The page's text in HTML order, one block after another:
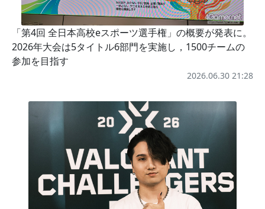
「第4回 全日本高校eスポーツ選手権」の概要が発表に。
2026年大会は5タイトル6部門を実施し，1500チームの
参加を目指す
2026.06.30 21:28